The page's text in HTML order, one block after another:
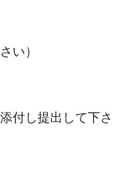
い）
付し提出して下さ